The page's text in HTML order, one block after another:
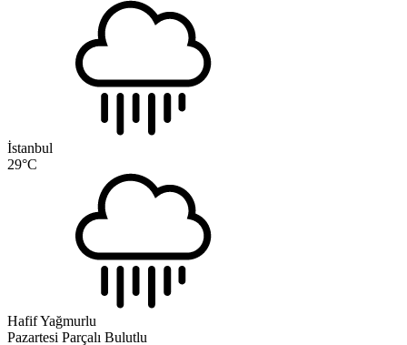
İstanbul
29°C
Hafif Yağmurlu
Pazartesi Parçalı Bulutlu